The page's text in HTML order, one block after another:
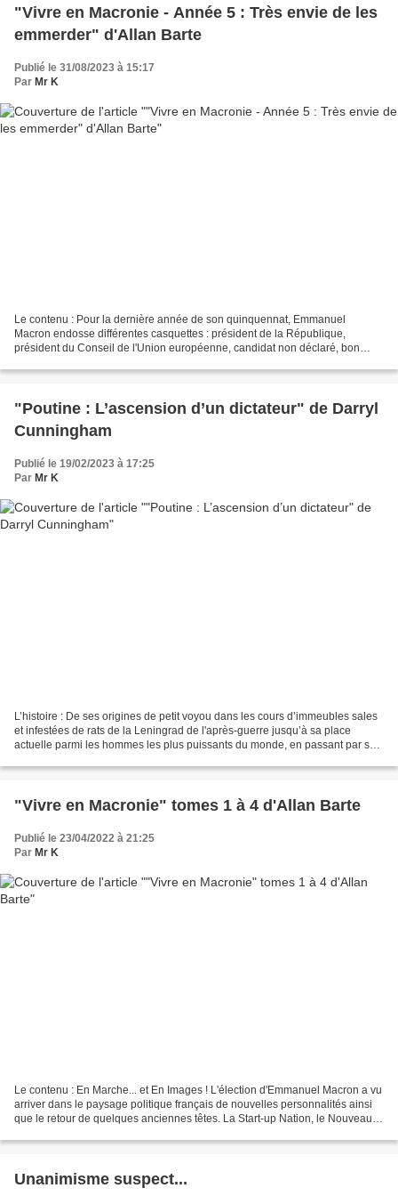
"Vivre en Macronie - Année 5 : Très envie de les
emmerder" d'Allan Barte
Publié le 31/08/2023 à 15:17
Par Mr K
Le contenu : Pour la dernière année de son quinquennat, Emmanuel
Macron endosse différentes casquettes : président de la République,
président du Conseil de l'Union européenne, candidat non déclaré, bon
"Poutine : L’ascension d’un dictateur" de Darryl
Cunningham
Publié le 19/02/2023 à 17:25
Par Mr K
L’histoire : De ses origines de petit voyou dans les cours d’immeubles sales
et infestées de rats de la Leningrad de l'après-guerre jusqu’à sa place
actuelle parmi les hommes les plus puissants du monde, en passant par son
"Vivre en Macronie" tomes 1 à 4 d'Allan Barte
Publié le 23/04/2022 à 21:25
Par Mr K
Le contenu : En Marche... et En Images ! L'élection d'Emmanuel Macron a vu
arriver dans le paysage politique français de nouvelles personnalités ainsi
que le retour de quelques anciennes têtes. La Start-up Nation, le Nouveau
Unanimisme suspect...